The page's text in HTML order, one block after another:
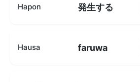
Hapon 発生する
Hausa faruwa